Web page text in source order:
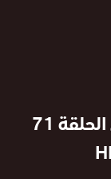
مسلسل هذا العالم لا يسعني الحلقة 71